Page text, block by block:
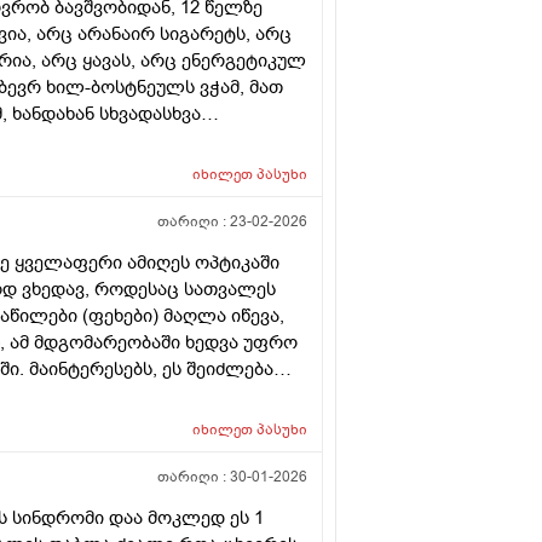
ბავშვობიდან, 12 წელზე
არც არანაირ სიგარეტს, არც
არც ყავას, არც ენერგეტიკულ
ხილ-ბოსტნეულს ვჭამ, მათ
სხვადასხვა
სმენა 100%-იანი
ვიხდი, წამლების გარეშე,
ჯან-ღონესაც არ
კითხვა და წერა მიწევს,
დღეში კომპიუტერის
ვცდილობ, მონიტორიდან
მხედველობა, თვალების
ვკითხულობ, ახლოდანაც
ყველაფერს, რა თქმა უნდა,
კი იშვიათად მკეთებია,
იხილეთპასუხი
თარიღი :23-02-2026
ყველაფერი ამიღეს ოპტიკაში
ვხედავ, როდესაც სათვალეს
(ფეხები) მაღლა იწევა,
ამ მდგომარეობაში ხედვა უფრო
მაინტერესებს, ეს შეიძლება
სათვალეზე უკვე ასეა ფოკუსი
იხილეთპასუხი
თარიღი :30-01-2026
სინდრომი დაა მოკლედ ეს 1